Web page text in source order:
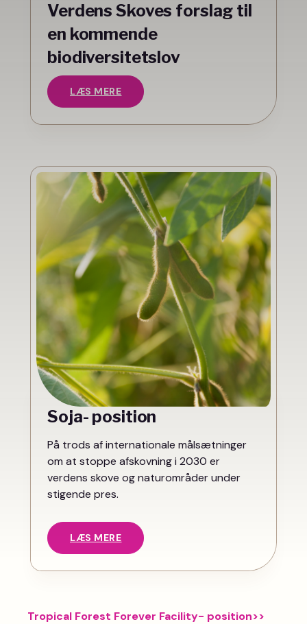
Verdens Skoves forslag til
en kommende
biodiversitetslov
LÆS MERE
Soja- position
På trods af internationale målsætninger
om at stoppe afskovning i 2030 er
verdens skove og naturområder under
stigende pres.
LÆS MERE
Tropical Forest Forever Facility- position>>